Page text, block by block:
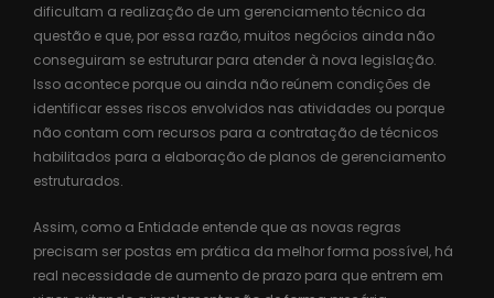
dificultam a realização de um gerenciamento técnico da
questão e que, por essa razão, muitos negócios ainda não
conseguiram se estruturar para atender à nova legislação.
Isso acontece porque ou ainda não reúnem condições de
identificar esses riscos envolvidos nas atividades ou porque
não contam com recursos para a contratação de técnicos
habilitados para a elaboração de planos de gerenciamento
estruturados.
Assim, como a Entidade entende que as novas regras
precisam ser postas em prática da melhor forma possível, há
real necessidade de aumento de prazo para que entrem em